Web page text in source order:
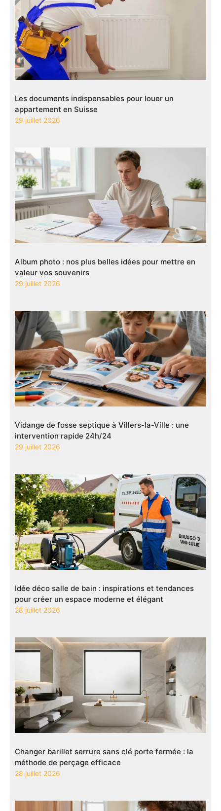
Les documents indispensables pour louer un
appartement en Suisse
29 juillet 2026
Album photo : nos plus belles idées pour mettre en
valeur vos souvenirs
29 juillet 2026
Vidange de fosse septique à Villers-la-Ville : une
intervention rapide 24h/24
29 juillet 2026
Idée déco salle de bain : inspirations et tendances
pour créer un espace moderne et élégant
28 juillet 2026
Changer barillet serrure sans clé porte fermée : la
méthode de perçage efficace
28 juillet 2026